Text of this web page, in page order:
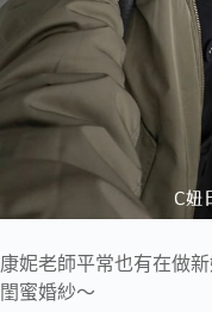
康妮老師平常也有在做
閨蜜婚紗～